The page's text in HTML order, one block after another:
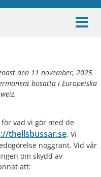
den 11 november, 2025
bosatta i Europeiska
vad vi gör med de
thellsbussar.se. Vi
noggrant. Vid vår
om skydd av
att: